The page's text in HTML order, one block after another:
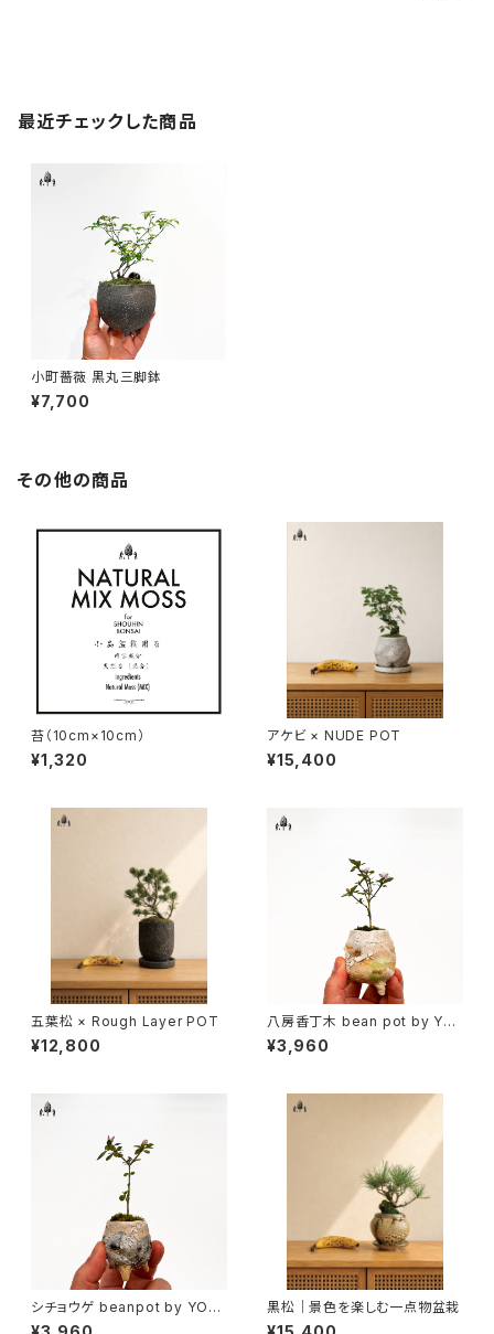
最近チェックした商品
小町薔薇 黒丸三脚鉢
¥7,700
その他の商品
苔（10cm×10cm）
¥1,320
アケビ × NUDE POT
¥15,400
五葉松 × Rough Layer POT
¥12,800
八房香丁木 bean pot by YO
YO窯B
¥3,960
シチョウゲ beanpot by YOY
O窯A
黒松｜景色を楽しむ一点物盆栽